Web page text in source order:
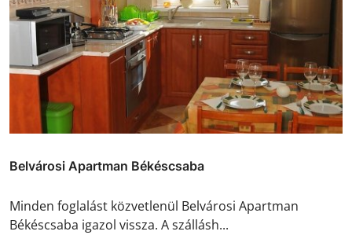
Belvárosi Apartman Békéscsaba
Minden foglalást közvetlenül Belvárosi Apartman
Békéscsaba igazol vissza. A szállásh...